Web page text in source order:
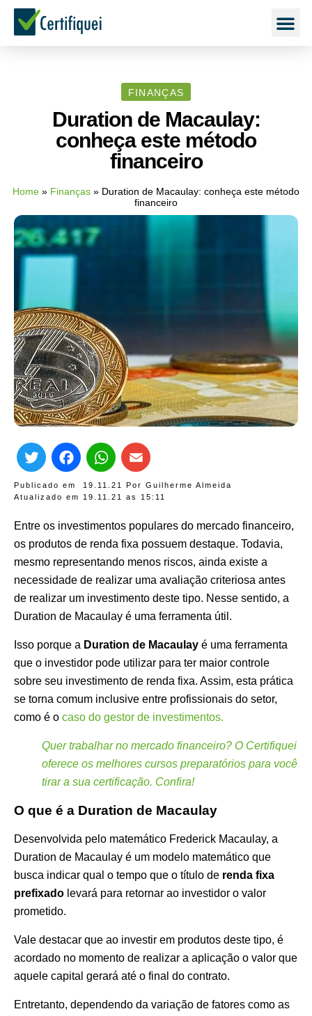
FINANÇAS
Duration de Macaulay:
conheça este método
financeiro
Home » Finanças » Duration de Macaulay: conheça este método
financeiro
Publicado em 19.11.21 Por Guilherme Almeida
Atualizado em 19.11.21 as 15:11
TwitterFacebook
WhatsApp
Entre os investimentos populares do mercado financeiro,
os produtos de renda fixa possuem destaque. Todavia,
mesmo representando menos riscos, ainda existe a
necessidade de realizar uma avaliação criteriosa antes
de realizar um investimento deste tipo. Nesse sentido, a
Duration de Macaulay é uma ferramenta útil.
Isso porque a Duration de Macaulay é uma ferramenta
que o investidor pode utilizar para ter maior controle
sobre seu investimento de renda fixa. Assim, esta prática
se torna comum inclusive entre profissionais do setor,
como é o caso do gestor de investimentos.
Quer trabalhar no mercado financeiro? O Certifiquei
oferece os melhores cursos preparatórios para você
tirar a sua certificação. Confira!
O que é a Duration de Macaulay
Desenvolvida pelo matemático Frederick Macaulay, a
Duration de Macaulay é um modelo matemático que
busca indicar qual o tempo que o título de renda fixa
prefixado levará para retornar ao investidor o valor
prometido.
Vale destacar que ao investir em produtos deste tipo, é
acordado no momento de realizar a aplicação o valor que
aquele capital gerará até o final do contrato.
Entretanto, dependendo da variação de fatores como as